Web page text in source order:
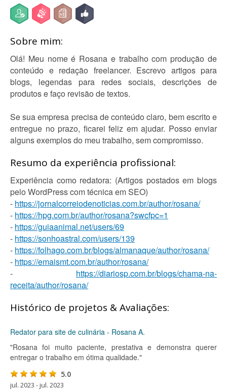
Sobre mim:
Olá! Meu nome é Rosana e trabalho com produção de
conteúdo e redação freelancer. Escrevo artigos para
blogs, legendas para redes sociais, descrições de
produtos e faço revisão de textos.
Se sua empresa precisa de conteúdo claro, bem escrito e
entregue no prazo, ficarei feliz em ajudar. Posso enviar
alguns exemplos do meu trabalho, sem compromisso.
Resumo da experiência profissional:
Experiência como redatora: (Artigos postados em blogs
pelo WordPress com técnica em SEO)
- https://jornalcorreiodenoticias.com.br/author/rosana/
- https://hpg.com.br/author/rosana?swcfpc=1
- https://guiaanimal.net/users/69
- https://sonhoastral.com/users/139
- https://folhago.com.br/blogs/almanaque/author/rosana/
- https://emaismt.com.br/author/rosana/
- https://diariosp.com.br/blogs/chama-na-
receita/author/rosana/
Histórico de projetos & Avaliações:
Redator para site de culinária - Rosana A.
"Rosana foi muito paciente, prestativa e demonstra querer
entregar o trabalho em ótima qualidade."
5.0
jul. 2023 - jul. 2023